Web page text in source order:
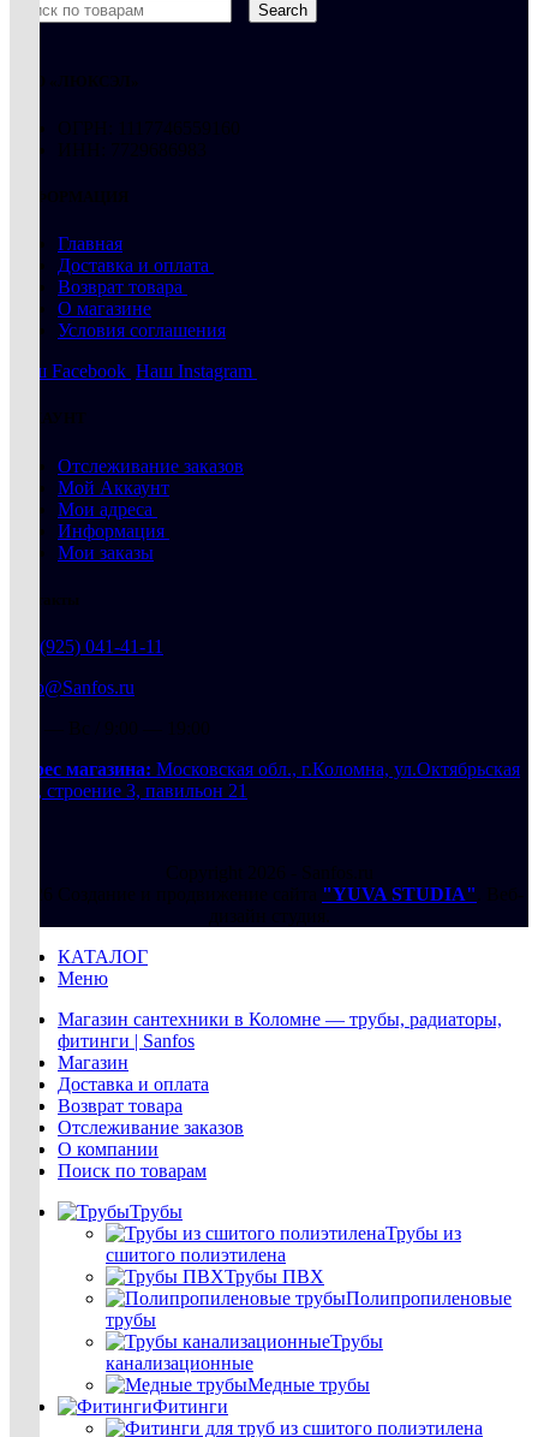
Search
ООО «ЛЮКСЭЛ»
ОГРН: 1117746559160
ИНН: 7729686983
ИНФОРМАЦИЯ
Главная
Доставка и оплата
Возврат товара
О магазине
Условия соглашения
Наш Facebook Наш Instagram
АККАУНТ
Отслеживание заказов
Мой Аккаунт
Мои адреса
Информация
Мои заказы
Контакты
+7 (925) 041-41-11
info@Sanfos.ru
Пн — Вс / 9:00 — 19:00
Адрес магазина: Московская обл., г.Коломна, ул.Октябрьская
88а, строение 3, павильон 21
Copyright 2026 - Sanfos.ru
2026 Создание и продвижение сайта "YUVA STUDIA"
. Веб-
дизайн студия.
КАТАЛОГ
Меню
Магазин сантехники в Коломне — трубы, радиаторы,
фитинги | Sanfos
Магазин
Доставка и оплата
Возврат товара
Отслеживание заказов
О компании
Поиск по товарам
Трубы
Трубы из
сшитого полиэтилена
Трубы ПВХ
Полипропиленовые
трубы
Трубы
канализационные
Медные трубы
Фитинги